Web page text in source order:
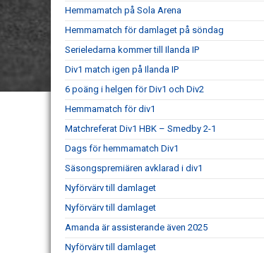
Hemmamatch på Sola Arena
Hemmamatch för damlaget på söndag
Serieledarna kommer till Ilanda IP
Div1 match igen på Ilanda IP
6 poäng i helgen för Div1 och Div2
Hemmamatch för div1
Matchreferat Div1 HBK – Smedby 2-1
Dags för hemmamatch Div1
Säsongspremiären avklarad i div1
Nyförvärv till damlaget
Nyförvärv till damlaget
Amanda är assisterande även 2025
Nyförvärv till damlaget